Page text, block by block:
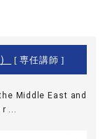
[ 専任講師 ]
Middle East and
r ...